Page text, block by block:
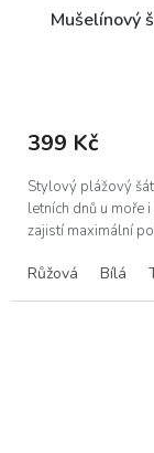
Mušelínový
399 Kč
Stylový plážový
letních dnů u moře
zajistí maximální
Růžová Bílá